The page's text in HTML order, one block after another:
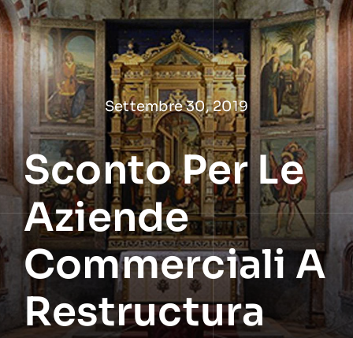
Salta
al
contenuto
Settembre 30, 2019
Sconto Per Le
Aziende
Commerciali A
Restructura